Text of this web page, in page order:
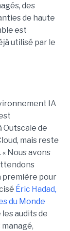
des
de haute
est
utilisé par le
IA
de
mais reste
Nous avons
première pour
Éric Hadad,
du Monde
audits de